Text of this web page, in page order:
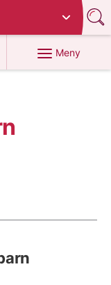
Meny